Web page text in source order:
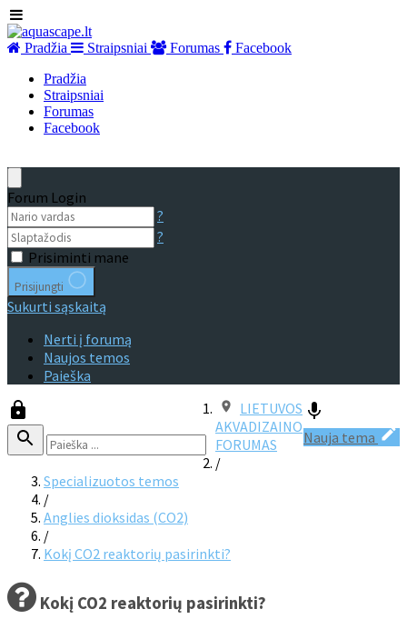
Pradžia Straipsniai Forumas
Facebook
Pradžia
Straipsniai
Forumas
Facebook
Forum Login
?
?
Prisiminti mane
Prisijungti
Sukurti sąskaitą
Nerti į forumą
Naujos temos
Paieška
Nauja tema
LIETUVOS
AKVADIZAINO
FORUMAS
/
Specializuotos temos
/
Anglies dioksidas (CO2)
/
Kokį CO2 reaktorių pasirinkti?
Kokį CO2 reaktorių pasirinkti?